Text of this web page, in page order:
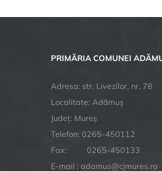
PRIMĂRIA COMUNEI
Adresa: str. Livezilor, nr. 78
Localitate: Adămuș
Județ: Mureș
Telefon: 0265-450112
Fax: 0265-450133
E-mail : adamus@cjmures.ro